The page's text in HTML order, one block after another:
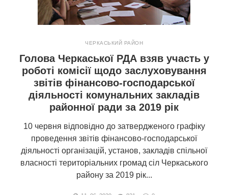
ЧЕРКАСЬКИЙ РАЙОН
Голова Черкаської РДА взяв участь у
роботі комісії щодо заслуховування
звітів фінансово-господарської
діяльності комунальних закладів
районної ради за 2019 рік
10 червня відповідно до затвердженого графіку
проведення звітів фінансово-господарської
діяльності організацій, установ, закладів спільної
власності територіальних громад сіл Черкаського
району за 2019 рік...